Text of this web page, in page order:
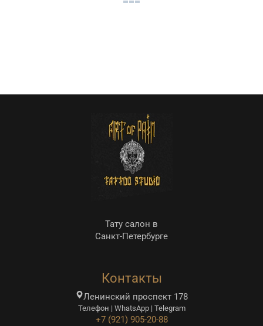
Тату салон в
Санкт-Петербурге
Контакты
Ленинский проспект 178
Телефон | WhatsApp | Telegram
+7 (921) 905-20-88